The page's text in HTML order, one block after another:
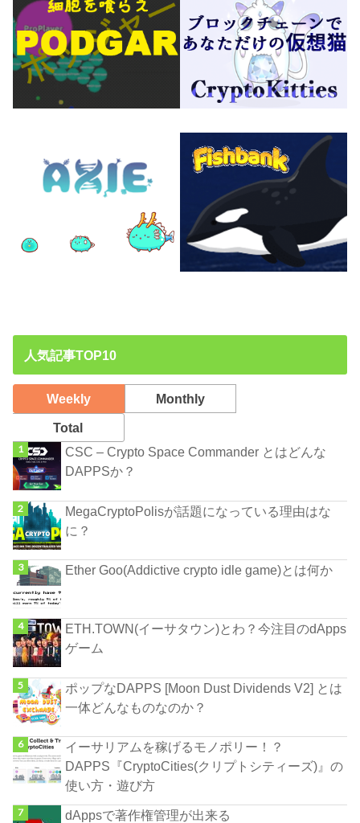
人気記事TOP10
Weekly
Monthly
Total
CSC – Crypto Space Commander とはどんな
DAPPSか？
MegaCryptоPolisが話題になっている理由はな
に？
Ether Goo(Addictive crypto idle game)とは何か
ETH.TOWN(イーサタウン)とわ？今注目のdApps
ゲーム
ポップなDAPPS [Moon Dust Dividends V2] とは
一体どんなものなのか？
イーサリアムを稼げるモノポリー！？
DAPPS『CryptoCities(クリプトシティーズ)』の
使い方・遊び方
dAppsで著作権管理が出来る